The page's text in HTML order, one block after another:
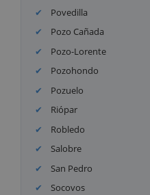
Povedilla
Pozo Cañada
Pozo-Lorente
Pozohondo
Pozuelo
Riópar
Robledo
Salobre
San Pedro
Socovos